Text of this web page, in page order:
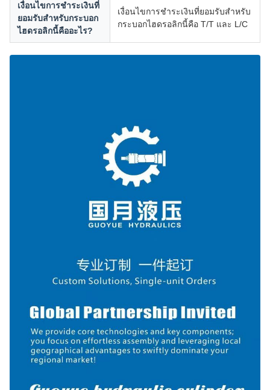
เงื่อนไขการชำระเงินที่
ยอมรับสำหรับกระบอก
ไฮดรอลิกนี้คืออะไร?
เงื่อนไขการชำระเงินที่ยอมรับสำหรับ
กระบอกไฮดรอลิกนี้คือ T/T และ L/C